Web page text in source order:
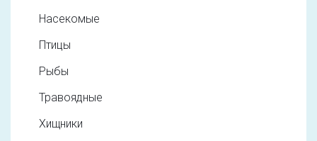
Насекомые
Птицы
Рыбы
Травоядные
Хищники